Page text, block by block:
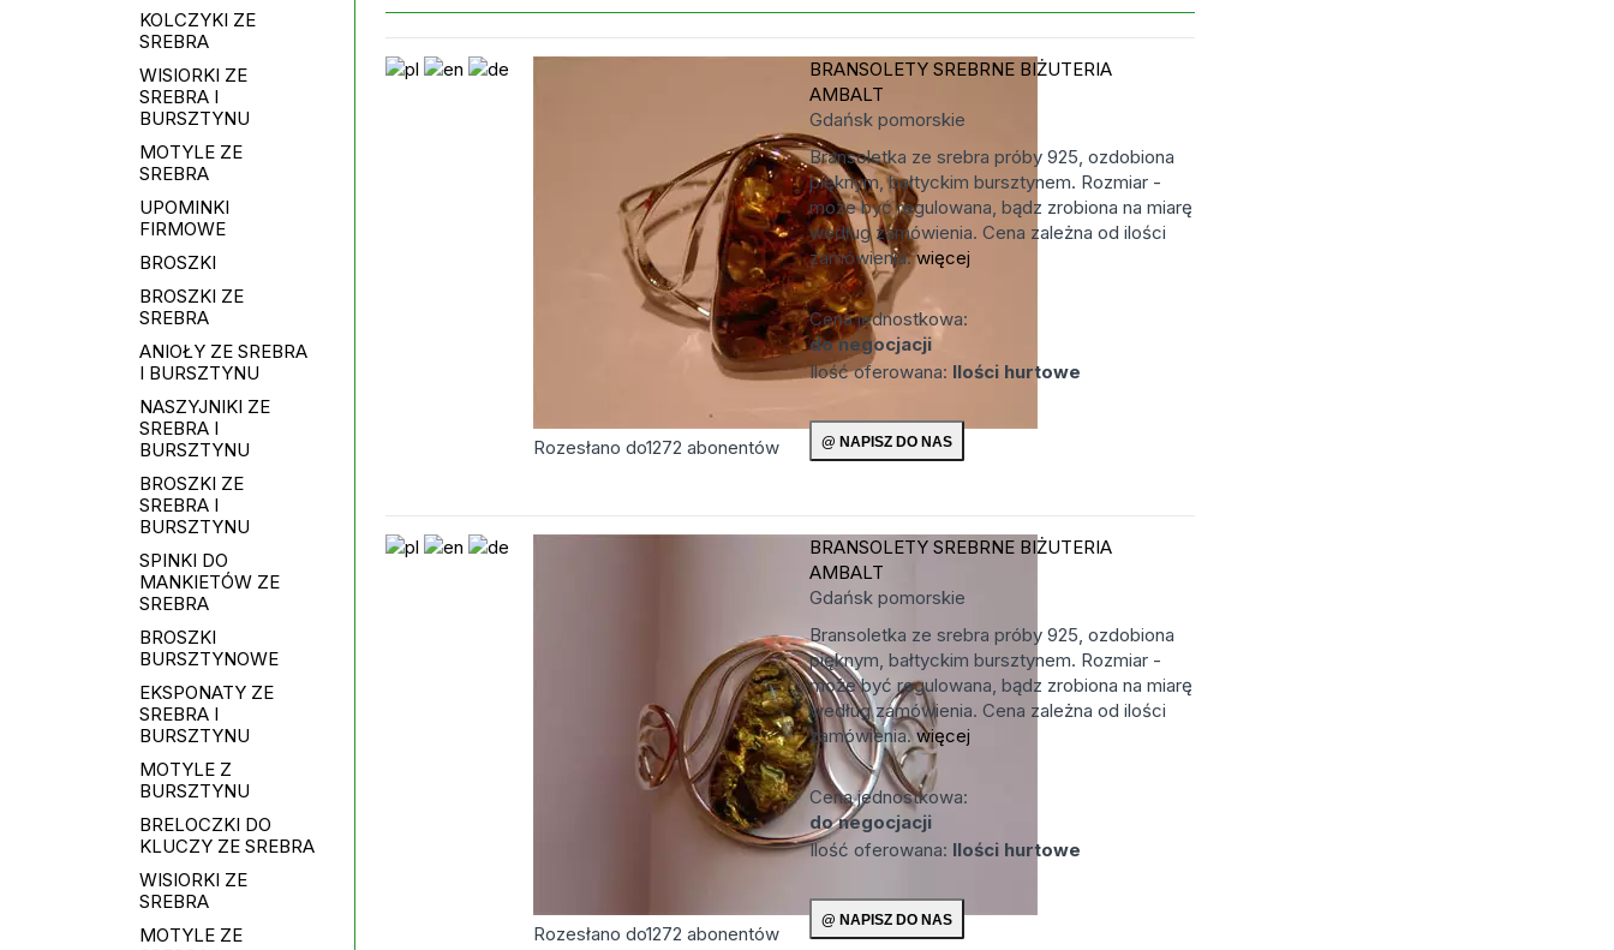
KOLCZYKI ZE
SREBRA
WISIORKI ZE
SREBRA I
BURSZTYNU
MOTYLE ZE
SREBRA
UPOMINKI
FIRMOWE
BROSZKI
BROSZKI ZE
SREBRA
ANIOŁY ZE SREBRA
I BURSZTYNU
NASZYJNIKI ZE
SREBRA I
BURSZTYNU
BROSZKI ZE
SREBRA I
BURSZTYNU
SPINKI DO
MANKIETÓW ZE
SREBRA
BROSZKI
BURSZTYNOWE
EKSPONATY ZE
SREBRA I
BURSZTYNU
MOTYLE Z
BURSZTYNU
BRELOCZKI DO
KLUCZY ZE SREBRA
WISIORKI ZE
SREBRA
MOTYLE ZE
Rozesłano do1272 abonentów
BRANSOLETY SREBRNE BIŻUTERIA
AMBALT
Gdańskpomorskie
Bransoletka ze srebra próby 925, ozdobiona
pięknym, bałtyckim bursztynem. Rozmiar -
może być regulowana, bądz zrobiona na miarę
według zamówienia. Cena zależna od ilości
zamówienia.więcej
Cena jednostkowa:
do negocjacji
Ilość oferowana: Ilości hurtowe
Rozesłano do1272 abonentów
BRANSOLETY SREBRNE BIŻUTERIA
AMBALT
Gdańskpomorskie
Bransoletka ze srebra próby 925, ozdobiona
pięknym, bałtyckim bursztynem. Rozmiar -
może być regulowana, bądz zrobiona na miarę
według zamówienia. Cena zależna od ilości
zamówienia.więcej
Cena jednostkowa:
do negocjacji
Ilość oferowana: Ilości hurtowe